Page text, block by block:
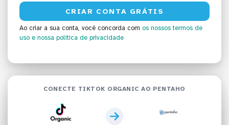
Ao criar a sua conta, você concorda com os nossos termos de
uso e nossa política de privacidade
CONECTE TIKTOK ORGANIC AO PENTAHO